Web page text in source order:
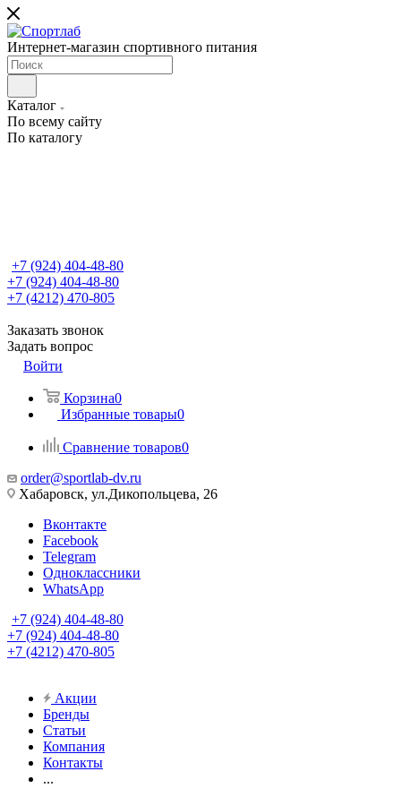
Интернет-магазин спортивного питания
Каталог
По всему сайту
По каталогу
+7 (924) 404-48-80
+7 (924) 404-48-80
+7 (4212) 470-805
Заказать звонок
Задать вопрос
Войти
Корзина0
Избранные товары0
Сравнение товаров0
order@sportlab-dv.ru
Хабаровск, ул.Дикопольцева, 26
Вконтакте
Facebook
Telegram
Одноклассники
WhatsApp
+7 (924) 404-48-80
+7 (924) 404-48-80
+7 (4212) 470-805
Акции
Бренды
Статьи
Компания
Контакты
...